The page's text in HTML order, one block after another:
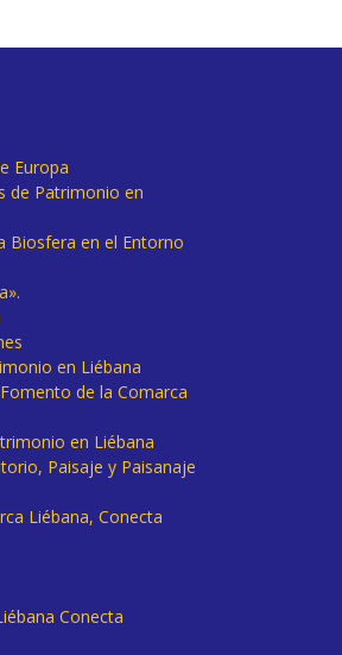
Europa
de Patrimonio en
Biosfera en el Entorno
en Liébana
de la Comarca
en Liébana
Paisaje y Paisanaje
Liébana, Conecta
Conecta